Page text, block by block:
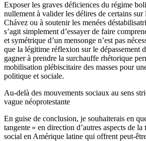
Exposer les graves déficiences du régime
nullement à valider les délires de certains sur
Chávez ou à soutenir les menées
s’agit simplement d’essayer de faire
et symétrique d’un mensonge n’est pas
que la légitime réflexion sur le dépassement
gagner à prendre la surchauffe rhétorique
mobilisation plébiscitaire des masses pour
politique et sociale.
Au-delà des mouvements sociaux au sens
vague néoprotestante
En guise de conclusion, je souhaiterais en
tangente » en direction d’autres aspects de
social en Amérique latine qui offrent peut-